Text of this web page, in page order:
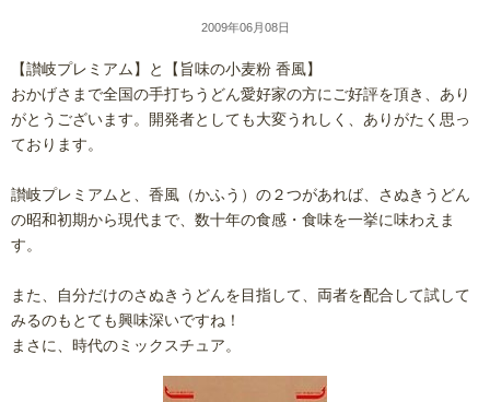
2009年06月08日
【讃岐プレミアム】と【旨味の小麦粉 香風】
おかげさまで全国の手打ちうどん愛好家の方にご好評を頂き、あり
がとうございます。開発者としても大変うれしく、ありがたく思っ
ております。
讃岐プレミアムと、香風（かふう）の２つがあれば、さぬきうどん
の昭和初期から現代まで、数十年の食感・食味を一挙に味わえま
す。
また、自分だけのさぬきうどんを目指して、両者を配合して試して
みるのもとても興味深いですね！
まさに、時代のミックスチュア。